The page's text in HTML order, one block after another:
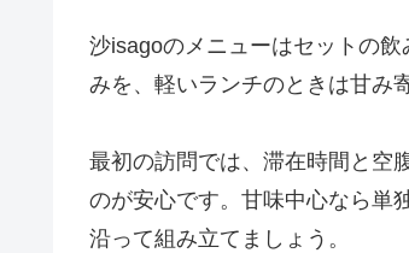
沙isagoのメニューはセットの
みを、軽いランチのときは甘み
最初の訪問では、滞在時間と空
のが安心です。甘味中心なら単
沿って組み立てましょう。